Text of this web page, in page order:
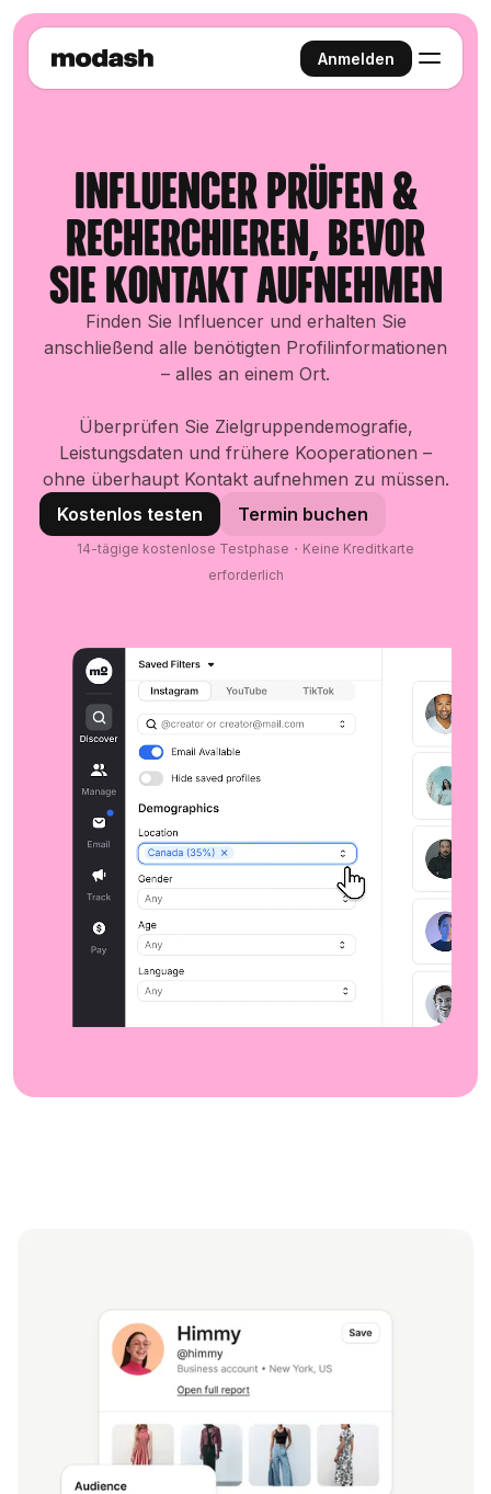
Anmelden
Influencer prüfen &
recherchieren, bevor
Sie Kontakt aufnehmen
Finden Sie Influencer und erhalten Sie
anschließend alle benötigten Profilinformationen
– alles an einem Ort.
Überprüfen Sie Zielgruppendemografie,
Leistungsdaten und frühere Kooperationen –
ohne überhaupt Kontakt aufnehmen zu müssen.
Kostenlos testen
Termin buchen
14-tägige kostenlose Testphase・Keine Kreditkarte
erforderlich